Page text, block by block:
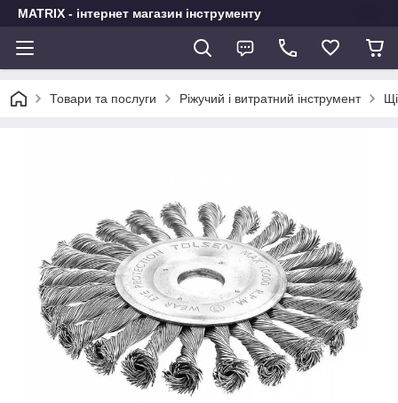
MATRIX - інтернет магазин інструменту
Товари та послуги Ріжучий і витратний інструмент